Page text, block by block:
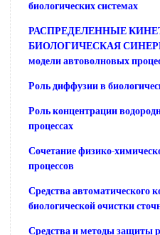
биологических системах
РАСПРЕДЕЛЕННЫЕ
БИОЛОГИЧЕСКАЯ
модели автоволновых
Роль диффузии в
Роль концентрации
процессах
Сочетание физико-
процессов
Средства автоматического
биологической очистки
Средства и методы защиты